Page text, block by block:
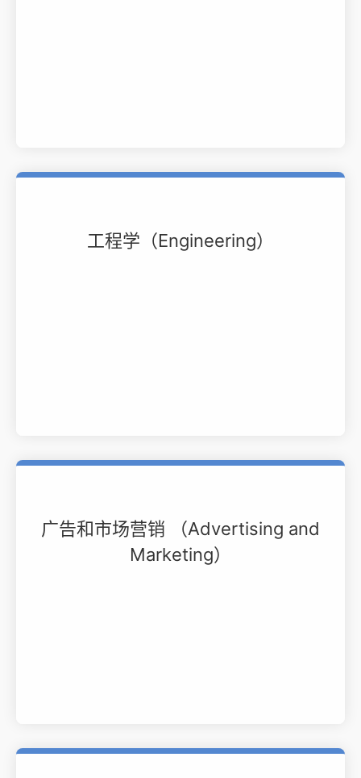
工程学（Engineering）
广告和市场营销 （Advertising and
Marketing）